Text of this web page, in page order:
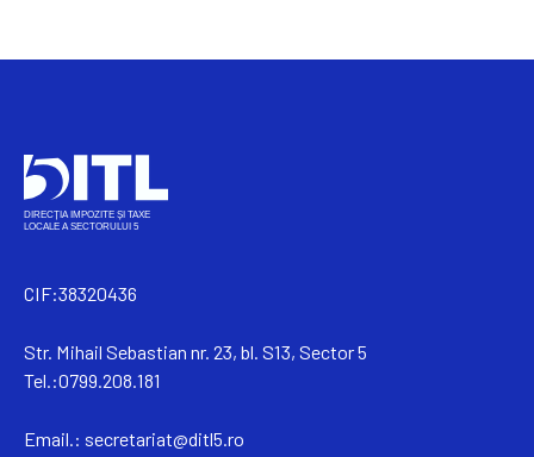
CIF:38320436
Str. Mihail Sebastian nr. 23, bl. S13, Sector 5
Tel.:0799.208.181
Email.: secretariat@ditl5.ro